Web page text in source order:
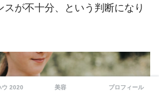
が不十分、という判断になり
ウ 2020 美容 プロフィール